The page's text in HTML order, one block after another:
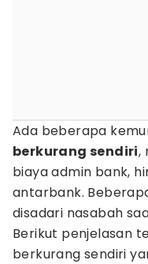
Ada beberapa
berkurang sendiri,
biaya admin bank,
antarbank.
disadari nasabah
Berikut penjelasan
berkurang sendiri